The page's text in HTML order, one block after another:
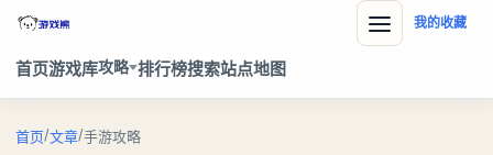
首页游戏库攻略 排行榜搜索站点地图
我的收藏
首页/文章/手游攻略